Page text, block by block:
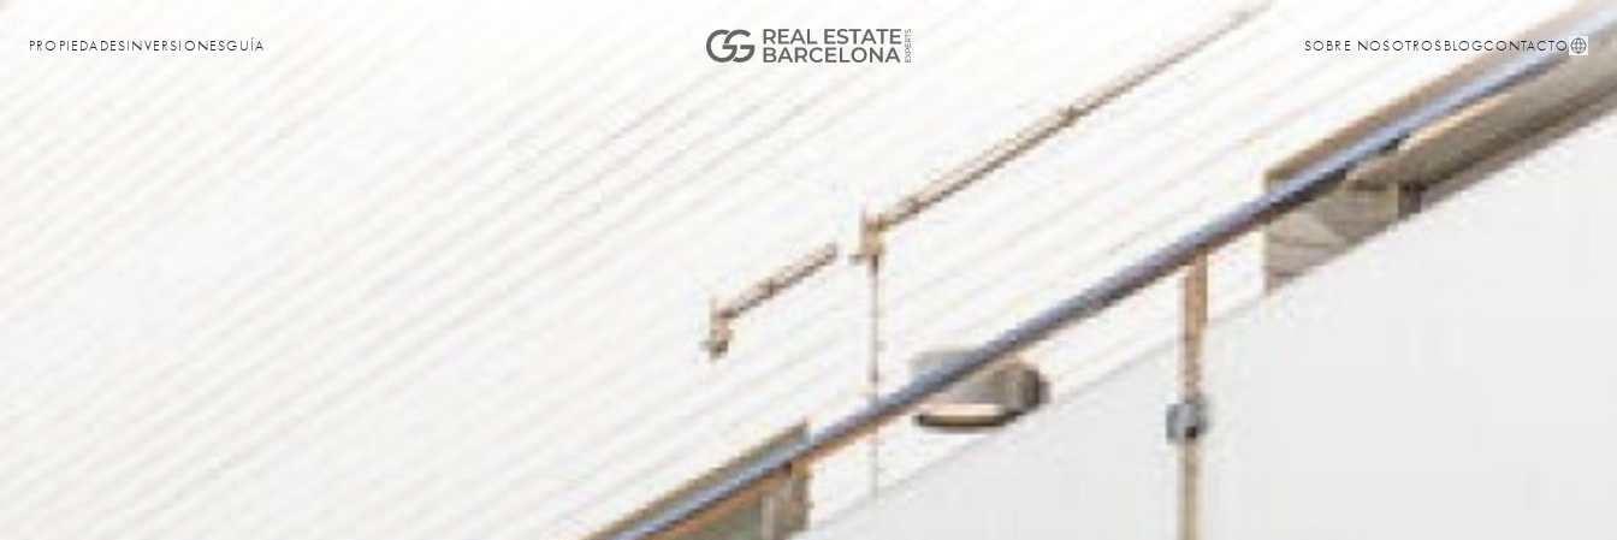
PROPIEDADESINVERSIONESGUÍA SOBRE NOSOTROS BLOGCONTACTO